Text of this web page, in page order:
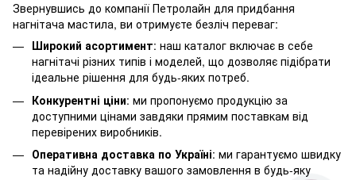
Звернувшись до компанії Петролайн для придбання
нагнітача мастила, ви отримуєте безліч переваг:
Широкий асортимент: наш каталог включає в себе
нагнітачі різних типів і моделей, що дозволяє підібрати
ідеальне рішення для будь-яких потреб.
Конкурентні ціни: ми пропонуємо продукцію за
доступними цінами завдяки прямим поставкам від
перевірених виробників.
Оперативна доставка по Україні: ми гарантуємо швидку
та надійну доставку вашого замовлення в будь-яку